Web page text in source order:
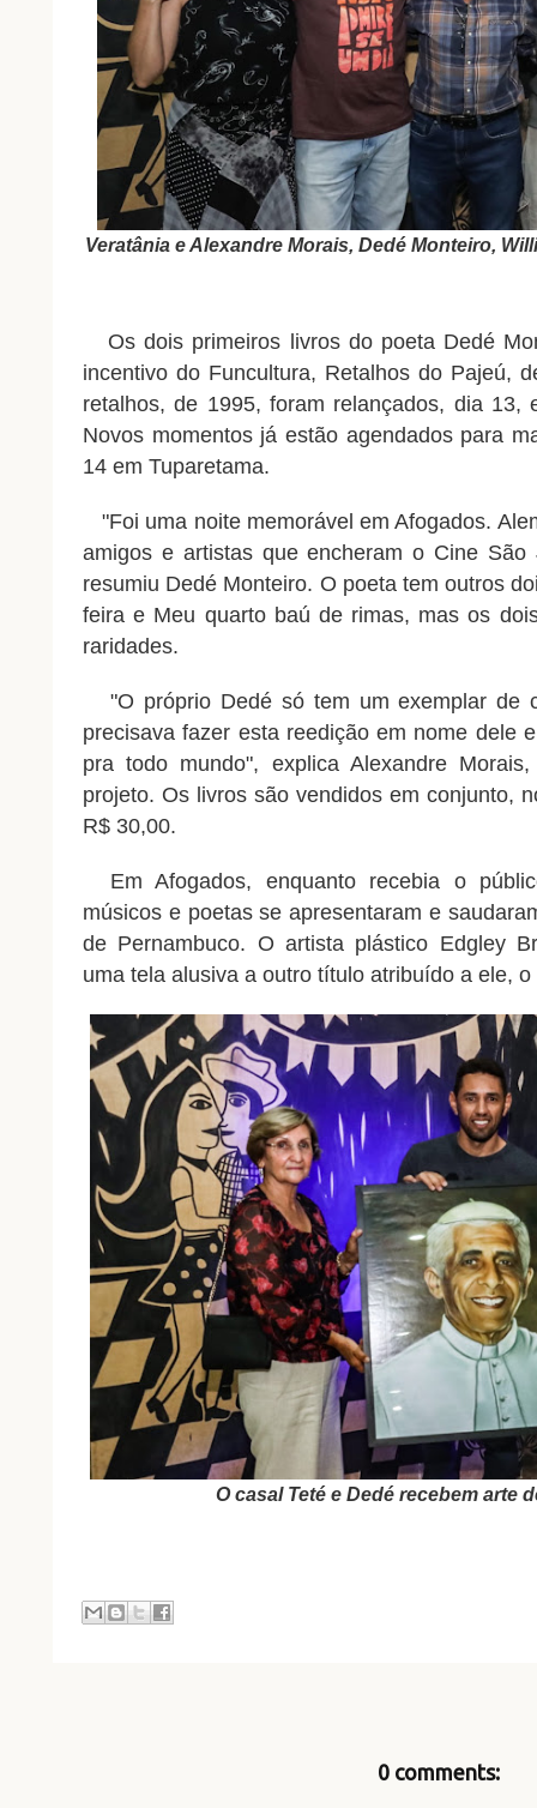
Veratânia e Alexandre Morais, Dedé Monteiro,
Os dois primeiros livros do poeta Dedé
incentivo do Funcultura, Retalhos do Pajeú,
retalhos, de 1995, foram relançados, dia 13,
Novos momentos já estão agendados para
14 em Tuparetama.
"Foi uma noite memorável em Afogados.
amigos e artistas que encheram o Cine
resumiu Dedé Monteiro. O poeta tem outros
feira e Meu quarto baú de rimas, mas os
raridades.
"O próprio Dedé só tem um exemplar de
precisava fazer esta reedição em nome dele
pra todo mundo", explica Alexandre
projeto. Os livros são vendidos em conjunto,
R$ 30,00.
Em Afogados, enquanto recebia o
músicos e poetas se apresentaram e
de Pernambuco. O artista plástico Edgley
uma tela alusiva a outro título atribuído a ele,
O casal Teté e Dedé recebem arte
0 comments: